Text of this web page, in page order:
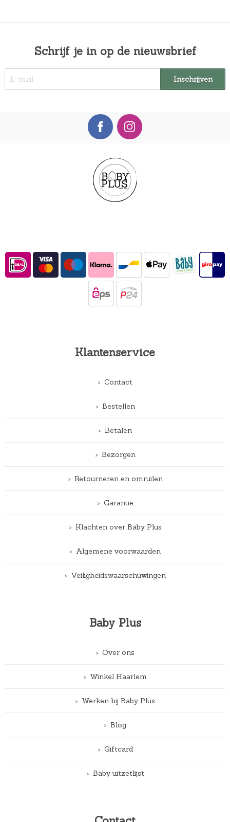
Schrijf je in op de nieuwsbrief
Klantenservice
Contact
Bestellen
Betalen
Bezorgen
Retourneren en omruilen
Garantie
Klachten over Baby Plus
Algemene voorwaarden
Veiligheidswaarschuwingen
Baby Plus
Over ons
Winkel Haarlem
Werken bij Baby Plus
Blog
Giftcard
Baby uitzetlijst